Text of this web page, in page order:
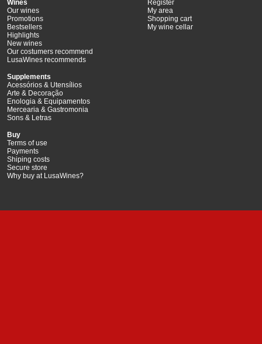
Wines
Our wines
Promotions
Bestsellers
Highlights
New wines
Our costumers recommend
LusaWines recommends
Supplements
Acessórios & Utensílios
Arte & Decoração
Enologia & Equipamentos
Mercearia & Gastromonia
Sons & Letras
Buy
Terms of use
Payments
Shiping costs
Secure store
Why buy at LusaWines?
Register
My area
Shopping cart
My wine cellar